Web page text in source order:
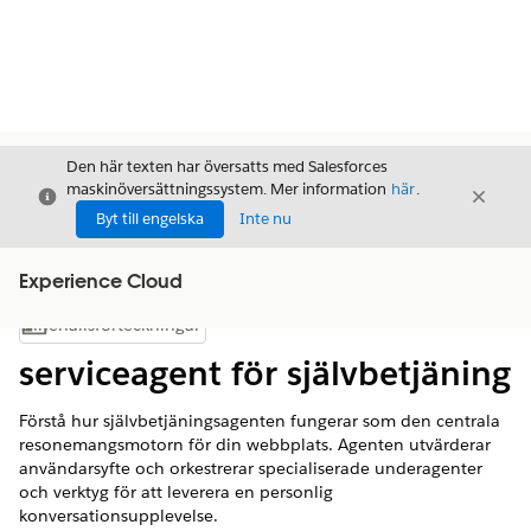
Stäng
Den här texten har översatts med Salesforces
maskinöversättningssystem. Mer information här.
Byt till engelska
Inte nu
Stäng
Experience Cloud
Visa innehållsförteckning
Innehållsförteckningar
serviceagent för självbetjäning
Förstå hur självbetjäningsagenten fungerar som den centrala
resonemangsmotorn för din webbplats. Agenten utvärderar
användarsyfte och orkestrerar specialiserade underagenter
och verktyg för att leverera en personlig
konversationsupplevelse.